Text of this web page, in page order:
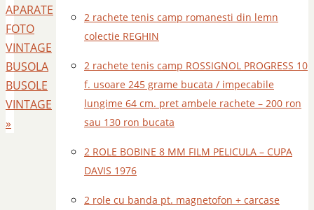
APARATE
FOTO
VINTAGE
BUSOLA
BUSOLE
VINTAGE
»
2 rachete tenis camp romanesti din lemn
colectie REGHIN
2 rachete tenis camp ROSSIGNOL PROGRESS 10
f. usoare 245 grame bucata / impecabile
lungime 64 cm. pret ambele rachete – 200 ron
sau 130 ron bucata
2 ROLE BOBINE 8 MM FILM PELICULA – CUPA
DAVIS 1976
2 role cu banda pt. magnetofon + carcase